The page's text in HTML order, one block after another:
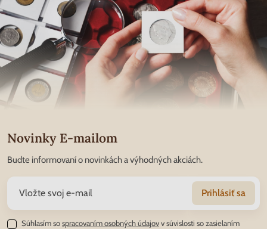
Novinky E-mailom
Budte informovaní o novinkách a výhodných akciách.
Prihlásiť sa
Súhlasím sospracovaním osobných údajovv súvislosti so zasielaním